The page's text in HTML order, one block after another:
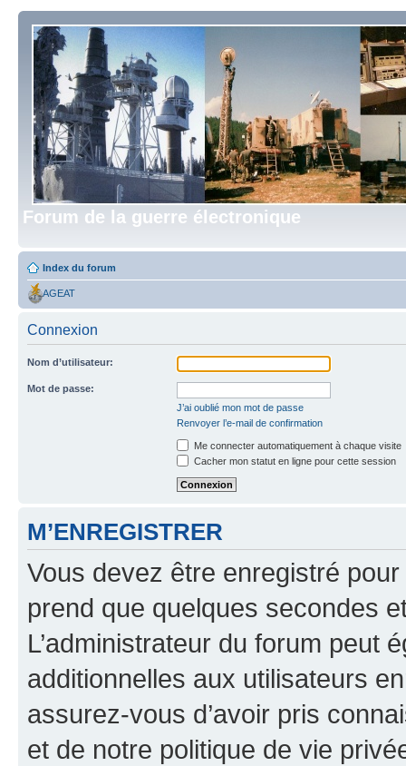
Forum de la guerre électronique
Index du forum
AGEAT
Connexion
Nom d’utilisateur:
Mot de passe:
J’ai oublié mon mot de passe
Renvoyer l’e-mail de confirmation
Me connecter automatiquement à chaque visite
Cacher mon statut en ligne pour cette session
M’ENREGISTRER
Vous devez être enregistré
prend que quelques secondes
L’administrateur du forum peut
additionnelles aux utilisateurs
assurez-vous d’avoir pris
et de notre politique de vie